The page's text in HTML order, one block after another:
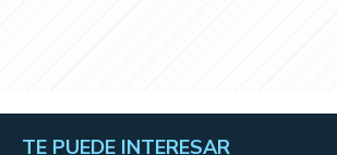
TE PUEDE INTERESAR